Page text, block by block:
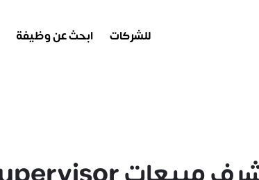
للشركات ابحث عن وظيفة